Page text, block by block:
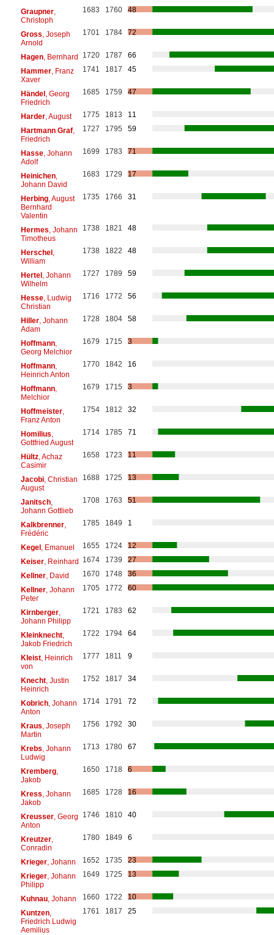
Graupner,
Christoph
1683 1760 48
Gross , Joseph
Arnold
1701 1784 72
Hagen, Bernhard 1720 1787
66
Hammer, Franz
Xaver
1741 1817 45
Händel, Georg
Friedrich
1685 1759 47
Harder, August 1775 1813
11
Hartmann Graf,
Friedrich
1727 1795 59
Hasse, Johann
Adolf
1699 1783 71
Heinichen,
Johann David
1683 1729 17
Herbing, August
Bernhard
Valentin
1735 1766 31
Hermes , Johann
Timotheus
1738 1821 48
Herschel,
William
1738 1822 48
Hertel, Johann
Wilhelm
1727 1789 59
Hesse, Ludwig
Christian
1716 1772 56
Hiller, Johann
Adam
1728 1804 58
Hoffmann,
Georg Melchior
1679 1715 3
Hoffmann,
Heinrich Anton
1770 1842 16
Hoffmann,
Melchior
1679 1715 3
Hoffmeister,
Franz Anton
1754 1812 32
Homilius
Gottfried August
1714 1785 71
Hültz, Achaz
Casimir
1658 1723 11
Jacobi, Christian
August
1688 1725 13
Janitsch,
Johann Gottlieb
1708 1763 51
Kalkbrenner,
Frédéric
1785 1849 1
Kegel, Emanuel 1655 1724
12
Keiser, Reinhard 1674 1739
27
Kellner, David 1670 1748
36
Kellner, Johann
Peter
1705 1772 60
Kirnberger,
Johann Philipp
1721 1783 62
Kleinknecht,
Jakob Friedrich
1722 1794 64
Kleist, Heinrich
von
1777 1811 9
Knecht, Justin
Heinrich
1752 1817 34
Kobrich, Johann
Anton
1714 1791 72
Kraus , Joseph
Martin
1756 1792 30
Krebs , Johann
Ludwig
1713 1780 67
Kremberg,
Jakob
1650 1718 6
Kress , Johann
Jakob
1685 1728 16
Kreusser, Georg
Anton
1746 1810 40
Kreutzer,
Conradin
1780 1849 6
Krieger, Johann 1652 1735
23
Krieger, Johann
Philipp
1649 1725 13
Kuhnau, Johann 1660 1722
10
Kuntzen,
Friedrich Ludwig
Aemilius
1761 1817 25